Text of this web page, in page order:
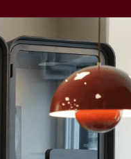
leva med
ut från hemmet